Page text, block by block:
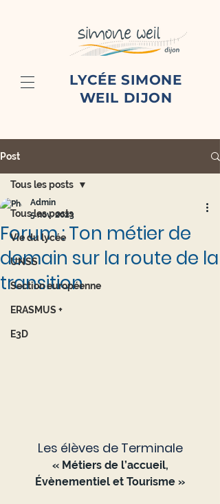
LYCÉE SIMONE
WEIL DIJON
Post
Tous les posts
Vie du lycée
UNSS
Section européenne
ERASMUS +
E3D
Tous les posts
Forum : Ton métier de
demain sur la route de la
transition
Admin
5 nov. 2023
Les élèves de Terminale
Évènementiel et Tourisme »